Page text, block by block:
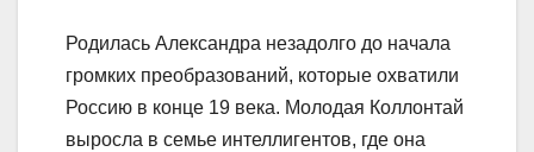
Родилась Александра незадолго до начала
громких преобразований, которые охватили
Россию в конце 19 века. Молодая Коллонтай
выросла в семье интеллигентов, где она